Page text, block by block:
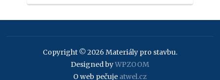
Copyright © 2026 Materiály pro stavbu.
Designed byWPZOOM
O web pečuje atwel.cz